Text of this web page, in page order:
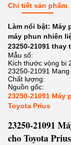
Chi tiết sản phẩm
Làm nổi bật: Máy
máy phun nhiên
23250-21091
Mẫu số:
Kích thước vòng bi
23250-21091 Mang
Chất lượng:
Nguồn gốc:
23250-21091
Toyota Prius
23250-21091
cho Toyota Prius